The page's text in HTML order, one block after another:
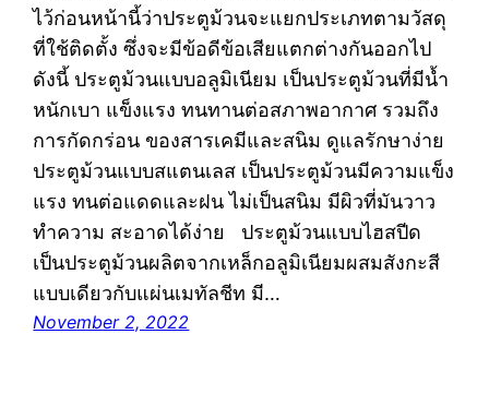
ไว้ก่อนหน้านี้ว่าประตูม้วนจะแยกประเภทตามวัสดุ
ที่ใช้ติดตั้ง ซึ่งจะมีข้อดีข้อเสียแตกต่างกันออกไป
ดังนี้ ประตูม้วนแบบอลูมิเนียม เป็นประตูม้วนที่มีน้ำ
หนักเบา แข็งแรง ทนทานต่อสภาพอากาศ รวมถึง
การกัดกร่อน ของสารเคมีและสนิม ดูแลรักษาง่าย
ประตูม้วนแบบสแตนเลส เป็นประตูม้วนมีความแข็ง
แรง ทนต่อแดดและฝน ไม่เป็นสนิม มีผิวที่มันวาว
ทำความ สะอาดได้ง่าย ประตูม้วนแบบไฮสปีด
เป็นประตูม้วนผลิตจากเหล็กอลูมิเนียมผสมสังกะสี
แบบเดียวกับแผ่นเมทัลชีท มี…
November 2, 2022